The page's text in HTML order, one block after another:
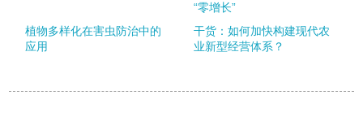
“零增长”
植物多样化在害虫防治中的
应用
干货：如何加快构建现代农
业新型经营体系？